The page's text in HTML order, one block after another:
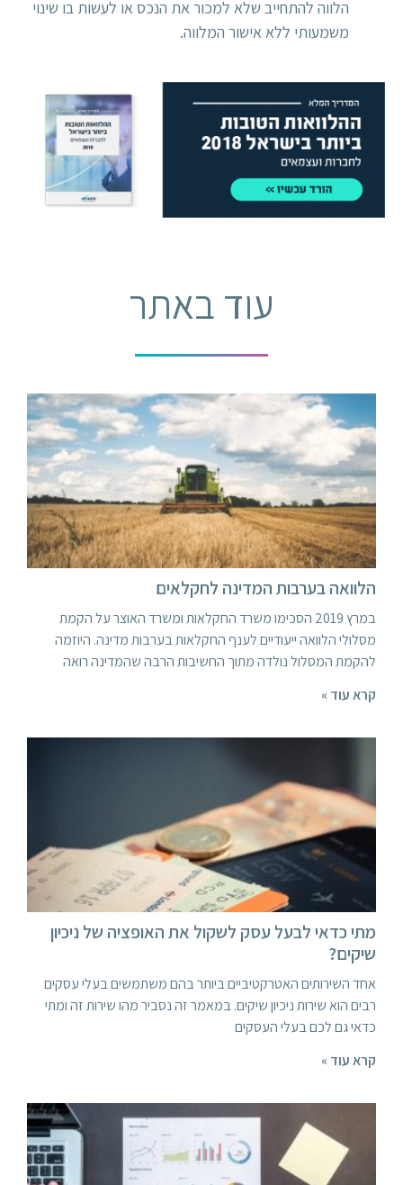
הלווה להתחייב שלא למכור את הנכס או לעשות בו שינוי
משמעותי ללא אישור המלווה.
עוד באתר
הלוואה בערבות המדינה לחקלאים
במרץ 2019 הסכימו משרד החקלאות ומשרד האוצר על הקמת
מסלולי הלוואה ייעודיים לענף החקלאות בערבות מדינה. היוזמה
להקמת המסלול נולדה מתוך החשיבות הרבה שהמדינה רואה
קרא עוד »
מתי כדאי לבעל עסק לשקול את האופציה של ניכיון
שיקים?
אחד השירותים האטרקטיביים ביותר בהם משתמשים בעלי עסקים
רבים הוא שירות ניכיון שיקים. במאמר זה נסביר מהו שירות זה ומתי
כדאי גם לכם בעלי העסקים
קרא עוד »